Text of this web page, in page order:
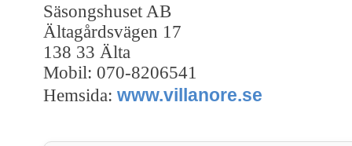
Säsongshuset AB
Ältagårdsvägen 17
138 33 Älta
Mobil: 070-8206541
Hemsida: www.villanore.se